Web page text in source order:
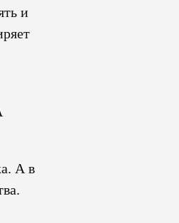
и
А в